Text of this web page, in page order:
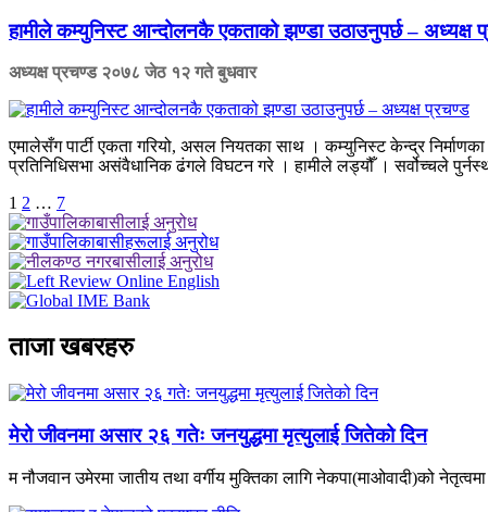
हामीले कम्युनिस्ट आन्दोलनकै एकताको झण्डा उठाउनुपर्छ – अध्यक्ष
अध्यक्ष प्रचण्ड २०७८ जेठ १२ गते बुधवार
एमालेसँग पार्टी एकता गरियो, असल नियतका साथ । कम्युनिस्ट केन्द्र
प्रतिनिधिसभा असंवैधानिक ढंगले विघटन गरे । हामीले लड्यौँ । सर्वोच्चले
1 2 … 7अर्को
»
ताजा खबरहरु
मेरो जीवनमा असार २६ गतेः जनयुद्धमा मृत्युलाई जितेको दिन
म नौजवान उमेरमा जातीय तथा वर्गीय मुक्तिका लागि नेकपा(माओवादी)को